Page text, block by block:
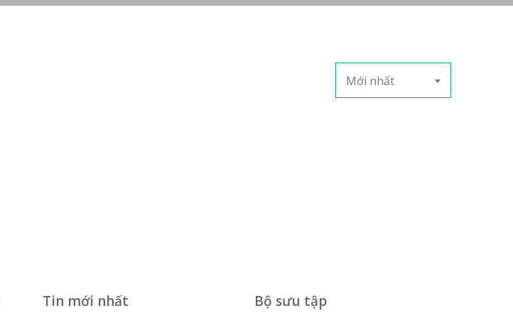
Mới nhất
Tin mới nhất Bộ sưu tập